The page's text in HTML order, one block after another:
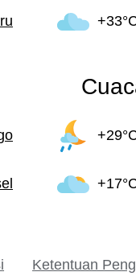
Ketentuan